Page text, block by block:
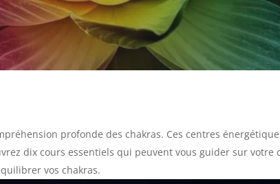
profonde des chakras. Ces centres
dix cours essentiels qui peuvent vous guider sur votre
vos chakras.